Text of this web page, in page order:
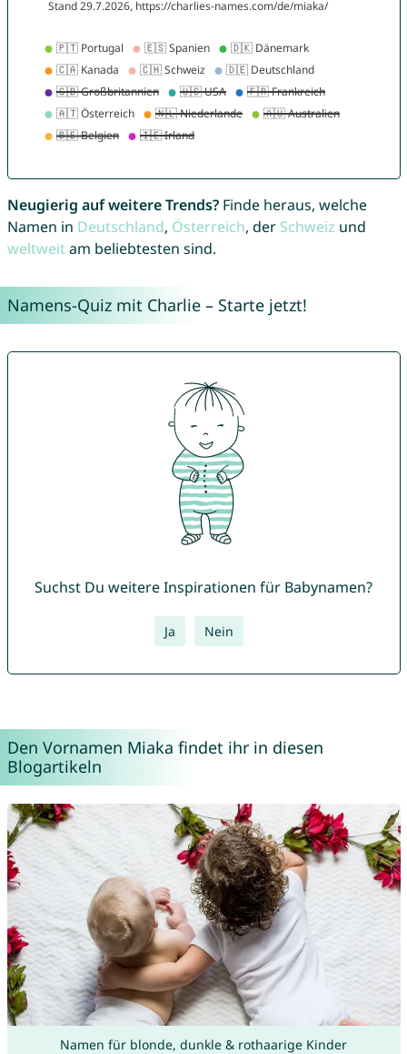
Neugierig auf weitere Trends?Finde heraus, welche
Namen in Deutschland, Österreich, der Schweiz und
weltweitam beliebtesten sind.
Namens-Quiz mit Charlie – Starte jetzt!
Suchst Du weitere Inspirationen für Babynamen?
Ja Nein
Den Vornamen Miaka findet ihr in diesen
Blogartikeln
Namen für blonde, dunkle & rothaarige Kinder